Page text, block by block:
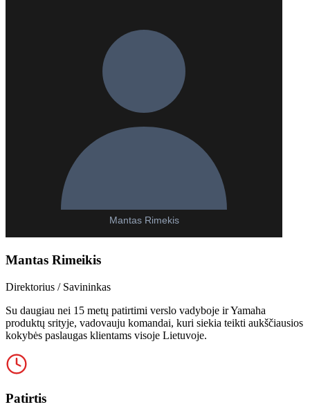
Mantas Rimeikis
Direktorius / Savininkas
Su daugiau nei 15 metų patirtimi verslo vadyboje ir Yamaha
produktų srityje, vadovauju komandai, kuri siekia teikti aukščiausios
kokybės paslaugas klientams visoje Lietuvoje.
Patirtis